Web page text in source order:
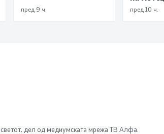
може да се
пред 9 ч.
лишени
пред 10 ч.
дел од медиумската мрежа ТВ Алфа.